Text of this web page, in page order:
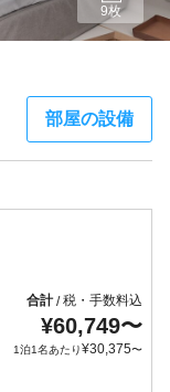
部屋の設備
9枚
合計/税・手数料込
¥60,749〜
1泊1名あたり¥30,375〜